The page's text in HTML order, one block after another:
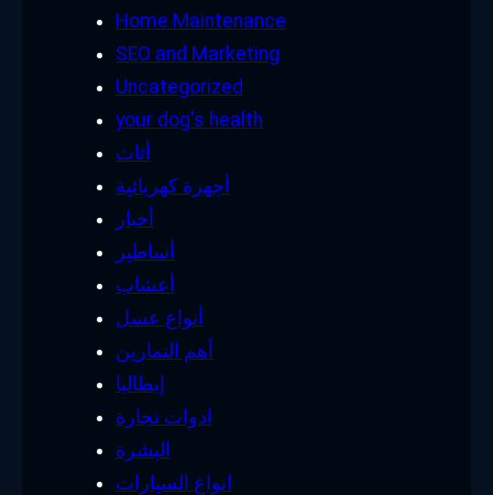
Home Maintenance
SEO and Marketing
Uncategorized
your dog's health
أثاث
أجهزة كهربائية
أخبار
أساطير
أعشاب
أنواع عسل
أهم التمارين
إيطاليا
ادوات نجارة
البشرة
انواع السيارات